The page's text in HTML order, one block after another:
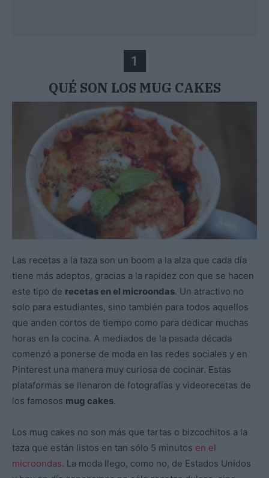
1
QUÉ SON LOS MUG CAKES
Las recetas a la taza son un boom a la alza que cada día
tiene más adeptos, gracias a la rapidez con que se hacen
este tipo de recetas en el microondas. Un atractivo no
solo para estudiantes, sino también para todos aquellos
que anden cortos de tiempo como para dedicar muchas
horas en la cocina. A mediados de la pasada década
comenzó a ponerse de moda en las redes sociales y en
Pinterest una manera muy curiosa de cocinar. Estas
plataformas se llenaron de fotografías y videorecetas de
los famosos mug cakes.
Los mug cakes no son más que tartas o bizcochitos a la
taza que están listos en tan sólo 5 minutos en el
microondas. La moda llego, como no, de Estados Unidos